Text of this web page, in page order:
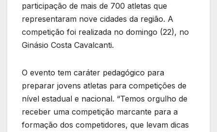
participação de mais de 700 atletas que
representaram nove cidades da região. A
competição foi realizada no domingo (22), no
Ginásio Costa Cavalcanti.
O evento tem caráter pedagógico para
preparar jovens atletas para competições de
nível estadual e nacional. “Temos orgulho de
receber uma competição marcante para a
formação dos competidores, que levam dicas